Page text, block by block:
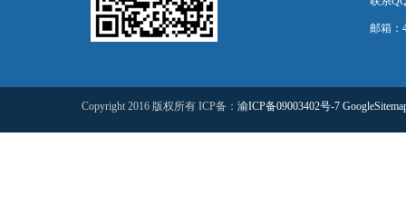
邮箱：
Copyright 2016 版权所有 ICP备： 渝ICP备09003402号-7